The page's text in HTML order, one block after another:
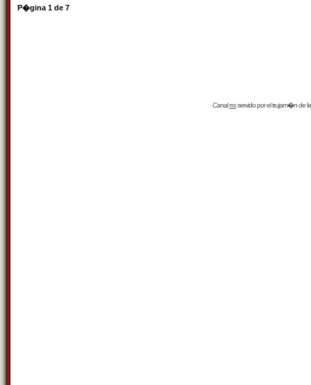
P�gina 1 de 7
Canalrssservido por eltrujam�nde